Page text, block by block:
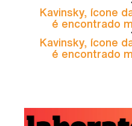
Kavinsky, ícone
é encontrado
Kavinsky, ícone
é encontrado